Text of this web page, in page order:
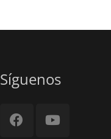
Síguenos